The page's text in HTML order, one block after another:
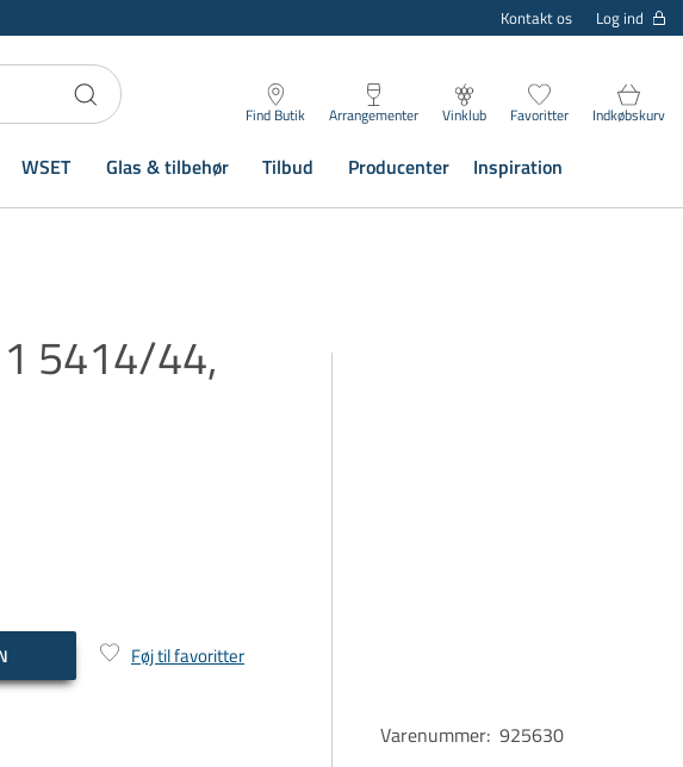
Kontakt os Log ind
Find Butik Arrangementer Vinklub Favoritter Indkøbskurv
WSET Glas & tilbehør Tilbud Producenter Inspiration
1 5414/44,
Føj til favoritter
Varenummer: 925630